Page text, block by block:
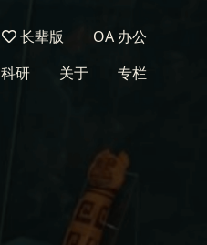
长辈版
OA 办公
科研 关于 专栏